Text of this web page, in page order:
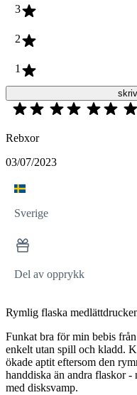
3
2
1
Rebxor
03/07/2023
Sverige
Del av opprykk
Rymlig flaska
Funkat bra för min bebis
enkelt utan spill och kladd.
ökade aptit eftersom den
handdiska än andra flaskor
med disksvamp.